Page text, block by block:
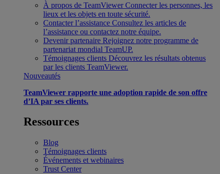
À propos de TeamViewer Connecter les personnes, les
lieux et les objets en toute sécurité.
Contacter l’assistance Consultez les articles de
l’assistance ou contactez notre équipe.
Devenir partenaire Rejoignez notre programme de
partenariat mondial TeamUP.
Témoignages clients Découvrez les résultats obtenus
par les clients TeamViewer.
Nouveautés
TeamViewer rapporte une adoption rapide de son offre
d’IA par ses clients.
Ressources
Blog
Témoignages clients
Événements et webinaires
Trust Center